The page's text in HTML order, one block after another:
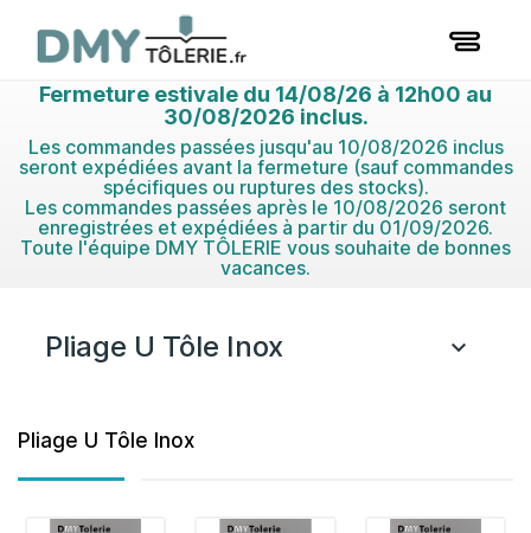
Fermeture estivale du 14/08/26 à 12h00 au
30/08/2026 inclus.
Les commandes passées jusqu'au 10/08/2026 inclus
seront expédiées avant la fermeture (sauf commandes
spécifiques ou ruptures des stocks).
Les commandes passées après le 10/08/2026 seront
enregistrées et expédiées à partir du 01/09/2026.
Toute l'équipe DMY TÔLERIE vous souhaite de bonnes
vacances.
Pliage U Tôle Inox 
Pliage U Tôle Inox